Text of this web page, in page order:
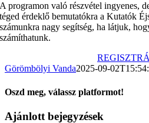
A programon való részvétel ingyenes,
téged érdeklő bemutatókra a Kutatók
számunkra nagy segítség, ha látjuk,
számíthatunk.
Görömbölyi Vanda2025-09-
Oszd meg, válassz platformot!
Facebook
X
Reddit
LinkedIn
WhatsApp
Telegram
Tumblr
Pinterest
Vk
Xing
Email:
Ajánlott bejegyzések